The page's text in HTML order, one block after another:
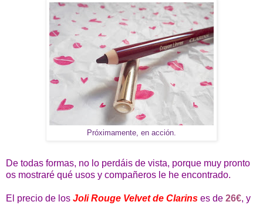
Próximamente, en acción.
De todas formas, no lo perdáis de vista, porque muy pronto
os mostraré qué usos y compañeros le he encontrado.
El precio de los Joli Rouge Velvet de Clarins es de 26€, y